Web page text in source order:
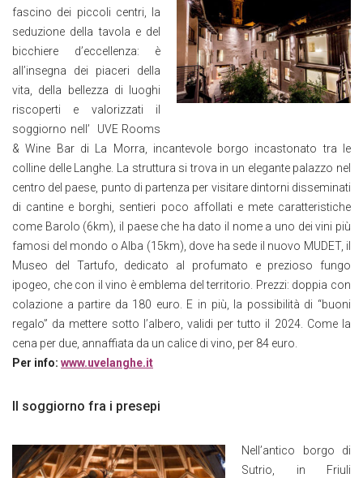
fascino dei piccoli centri, la
seduzione della tavola e del
bicchiere d’eccellenza: è
all’insegna dei piaceri della
vita, della bellezza di luoghi
riscoperti e valorizzati il
soggiorno nell’ UVE Rooms
& Wine Bar di La Morra, incantevole borgo incastonato tra le
colline delle Langhe. La struttura si trova in un elegante palazzo nel
centro del paese, punto di partenza per visitare dintorni disseminati
di cantine e borghi, sentieri poco affollati e mete caratteristiche
come Barolo (6km), il paese che ha dato il nome a uno dei vini più
famosi del mondo o Alba (15km), dove ha sede il nuovo MUDET, il
Museo del Tartufo, dedicato al profumato e prezioso fungo
ipogeo, che con il vino è emblema del territorio. Prezzi: doppia con
colazione a partire da 180 euro. E in più, la possibilità di “buoni
regalo” da mettere sotto l’albero, validi per tutto il 2024. Come la
cena per due, annaffiata da un calice di vino, per 84 euro.
Per info: www.uvelanghe.it
Il soggiorno fra i presepi
Nell’antico borgo di
Sutrio, in Friuli